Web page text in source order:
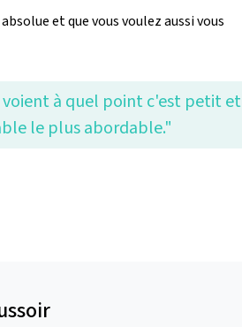
et que vous voulez aussi vous
voient à quel point c'est petit et
le plus abordable."